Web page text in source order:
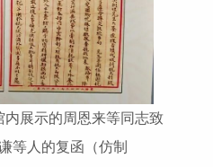
内展示的周恩来等同志致
等人的复函（仿制